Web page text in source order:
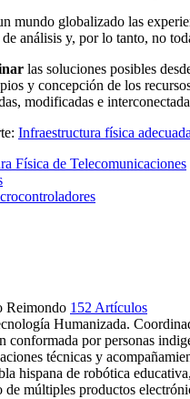
mundo globalizado las
análisis y, por lo tanto, no
las soluciones posibles
y concepción de los
modificadas e
Infraestructura física
Física de Telecomunicaciones
Reimondo 152 Artículos
Humanizada.
conformada por personas
técnicas y
hispana de robótica
múltiples productos